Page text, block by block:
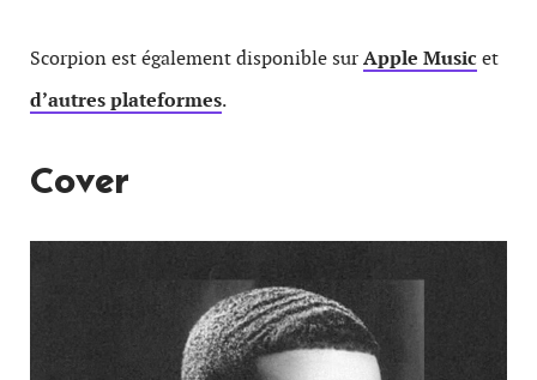
Scorpion est également disponible surApple Musicet
d’autres plateformes.
Cover